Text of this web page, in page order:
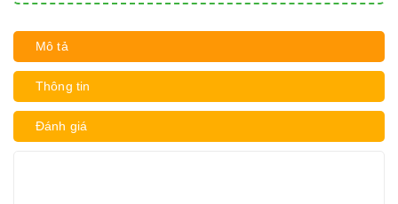
Mô tả
Thông tin
Đánh giá